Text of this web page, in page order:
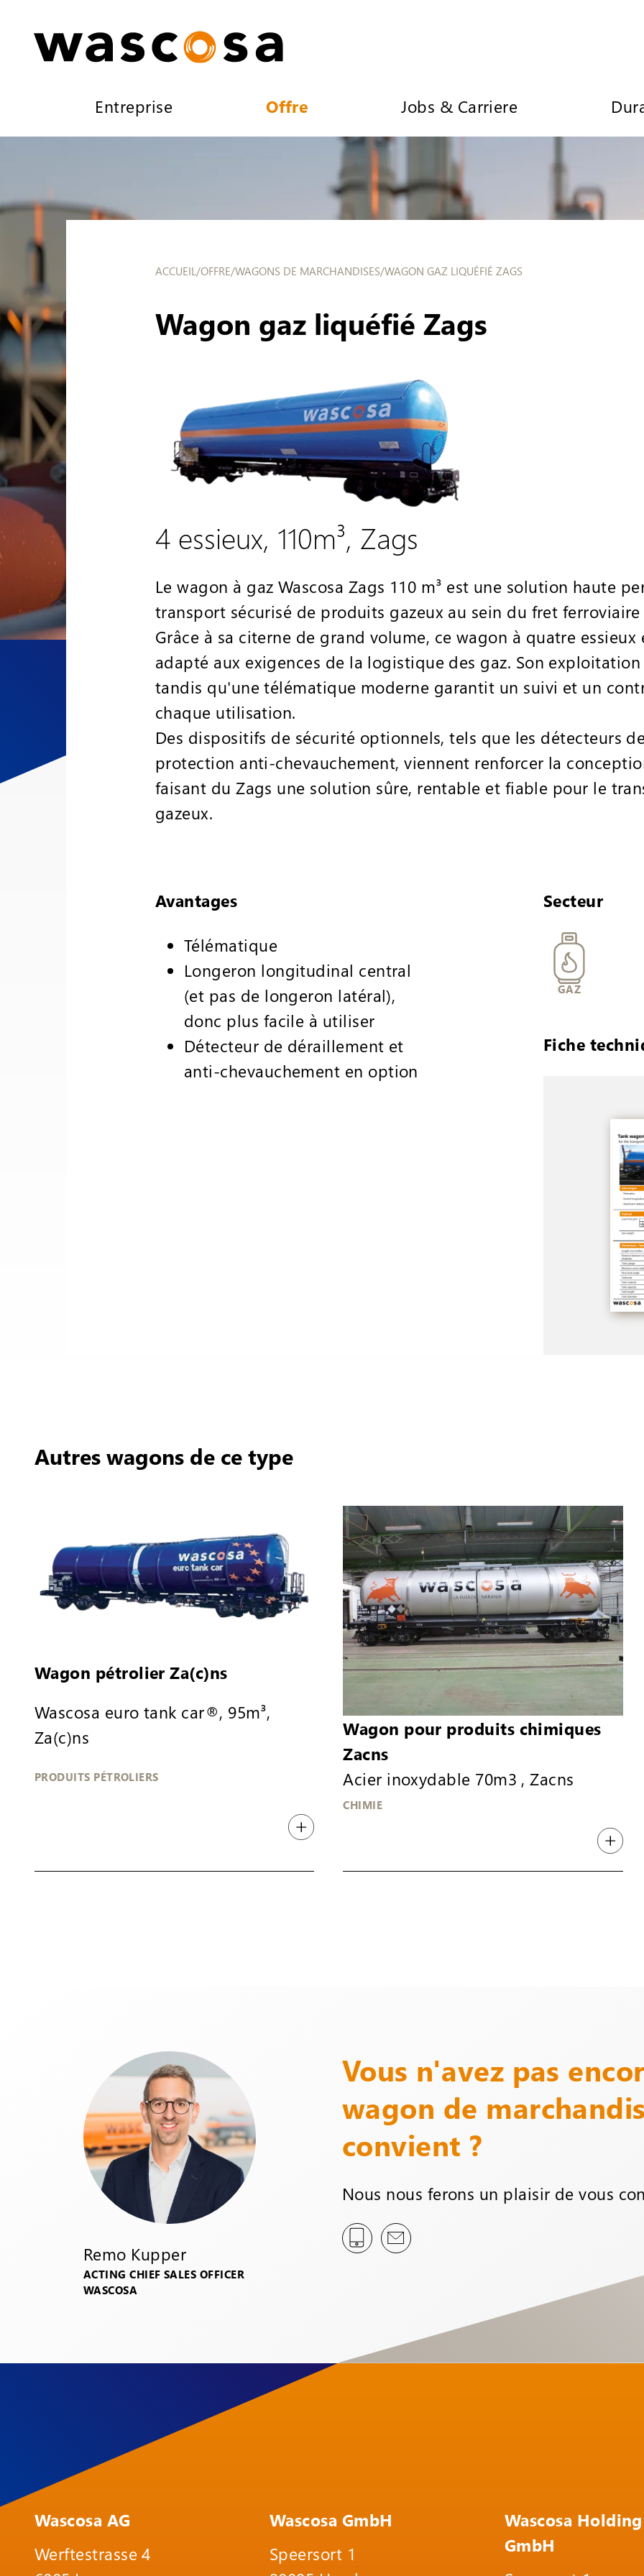
Entreprise Offre Jobs & Carriere
ACCUEIL/OFFRE/WAGONS DE MARCHANDISES/WAGON GAZ LIQUÉFIÉ ZAGS
Wagon gaz liquéfié Zags
4 essieux, 110m³, Zags
Le wagon à gaz Wascosa Zags 110 m³ est une solution haute
transport sécurisé de produits gazeux au sein du fret
Grâce à sa citerne de grand volume, ce wagon à quatre
adapté aux exigences de la logistique des gaz. Son
tandis qu'une télématique moderne garantit un suivi et un
chaque utilisation.
Des dispositifs de sécurité optionnels, tels que les détecteurs
protection anti-chevauchement, viennent renforcer la
faisant du Zags une solution sûre, rentable et fiable pour le
gazeux.
Avantages
Télématique
Longeron longitudinal central
(et pas de longeron latéral),
donc plus facile à utiliser
Détecteur de déraillement et
anti-chevauchement en option
Secteur
GAZ
Fiche
Autres wagons de ce type
Wagon pétrolier Za(c)ns
Wascosa euro tank car®, 95m³,
Za(c)ns
PRODUITS PÉTROLIERS
Wagon pour produits chimiques
Zacns
Acier inoxydable 70m3 , Zacns
CHIMIE
Remo Kupper
ACTING CHIEF SALES OFFICER
WASCOSA
Vous n'avez pas
wagon de
convient ?
Nous nous ferons un plaisir de vous
Wascosa AG
Werftestrasse 4
Wascosa GmbH
Speersort 1
Wascosa Holding
GmbH